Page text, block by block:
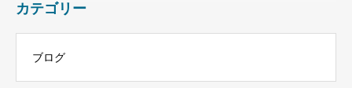
カテゴリー
ブログ